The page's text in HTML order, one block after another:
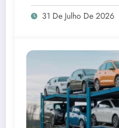
brinquedos
31 De Julho De 2026